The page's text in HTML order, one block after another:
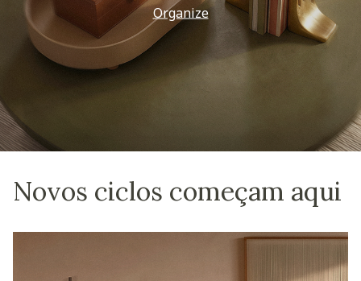
Organize
Novos ciclos começam aqui